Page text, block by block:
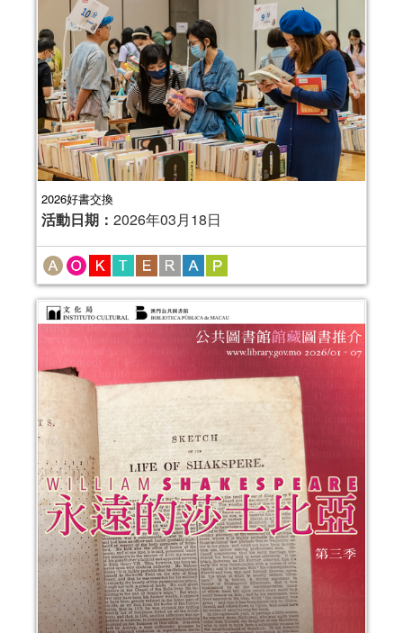
2026好書交換
活動日期： 2026年03月18日